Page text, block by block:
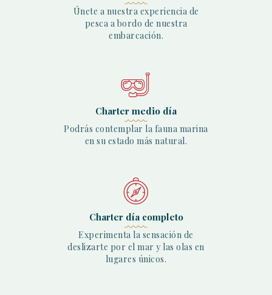
Únete a nuestra experiencia de
pesca a bordo de nuestra
embarcación.
Charter medio día
Podrás contemplar la fauna marina
en su estado más natural.
Charter día completo
Experimenta la sensación de
deslizarte por el mar y las olas en
lugares únicos.